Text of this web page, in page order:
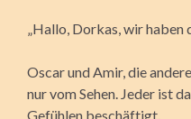
„Hallo, Dorkas, wir haben
Oscar und Amir, die
nur vom Sehen. Jeder ist
Gefühlen beschäftigt.